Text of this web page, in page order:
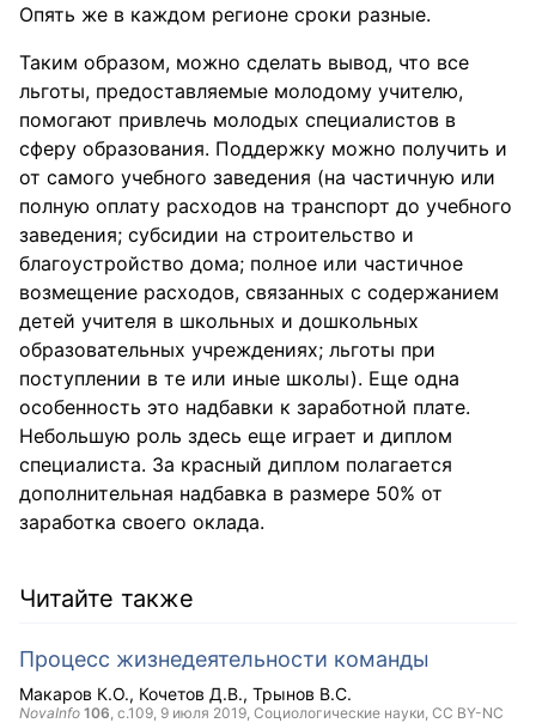
Опять же в каждом регионе сроки разные.
Таким образом, можно сделать вывод, что все
льготы, предоставляемые молодому учителю,
помогают привлечь молодых специалистов в
сферу образования. Поддержку можно получить и
от самого учебного заведения (на частичную или
полную оплату расходов на транспорт до учебного
заведения; субсидии на строительство и
благоустройство дома; полное или частичное
возмещение расходов, связанных с содержанием
детей учителя в школьных и дошкольных
образовательных учреждениях; льготы при
поступлении в те или иные школы). Еще одна
особенность это надбавки к заработной плате.
Небольшую роль здесь еще играет и диплом
специалиста. За красный диплом полагается
дополнительная надбавка в размере 50% от
заработка своего оклада.
Читайте также
Процесс жизнедеятельности команды
Макаров К.О. Кочетов Д.В. Трынов В.С.
NovaInfo 106, с.109, 9 июля 2019, Социологические науки, CC BY-NC